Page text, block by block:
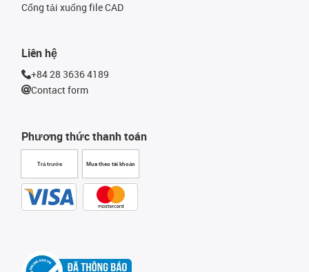
Phương thức thanh toán
Trả trước Mua theo tài khoản
Cổng tải xuống file CAD
Liên hệ
+84 28 3636 4189
Contact form